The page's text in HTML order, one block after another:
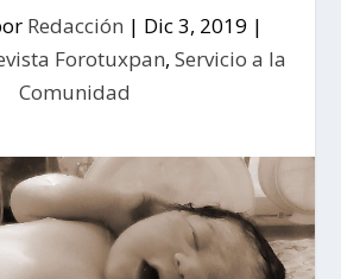
Redacción | Dic 3, 2019 |
Forotuxpan, Servicio a la
Comunidad